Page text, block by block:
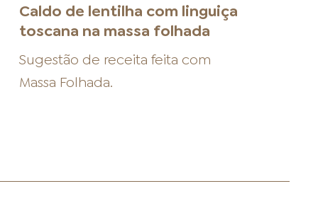
Caldo de lentilha com linguiça
toscana na massa folhada
Sugestão de receita feita com
Massa Folhada.